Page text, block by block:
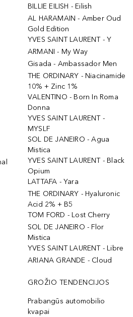
BILLIE EILISH - Eilish
AL HARAMAIN - Amber Oud
Gold Edition
YVES SAINT LAURENT - Y
ARMANI - My Way
Gisada - Ambassador Men
THE ORDINARY - Niacinamide
10% + Zinc 1%
VALENTINO - Born In Roma
Donna
YVES SAINT LAURENT -
MYSLF
SOL DE JANEIRO - Agua
Mistica
YVES SAINT LAURENT - Black
Opium
LATTAFA - Yara
THE ORDINARY - Hyaluronic
Acid 2% + B5
TOM FORD - Lost Cherry
SOL DE JANEIRO - Flor
Mistica
YVES SAINT LAURENT - Libre
ARIANA GRANDE - Cloud
GROŽIO TENDENCIJOS
Prabangūs automobilio
kvapai